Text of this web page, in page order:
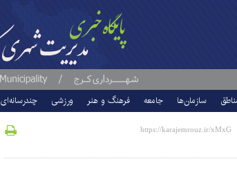
سازمان‌ها جامعه فرهنگ و هنر ورزشی چندرسانه‌ای